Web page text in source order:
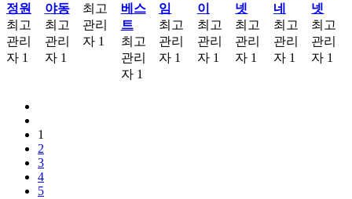
정원
최고
관리
자 1
야동
최고
관리
자 1
최고
관리
자 1
베스
트
최고
관리
자 1
임
최고
관리
자 1
이
최고
관리
자 1
넷
최고
관리
자 1
네
최고
관리
자 1
넷
최고
관리
자 1
1
2
3
4
5